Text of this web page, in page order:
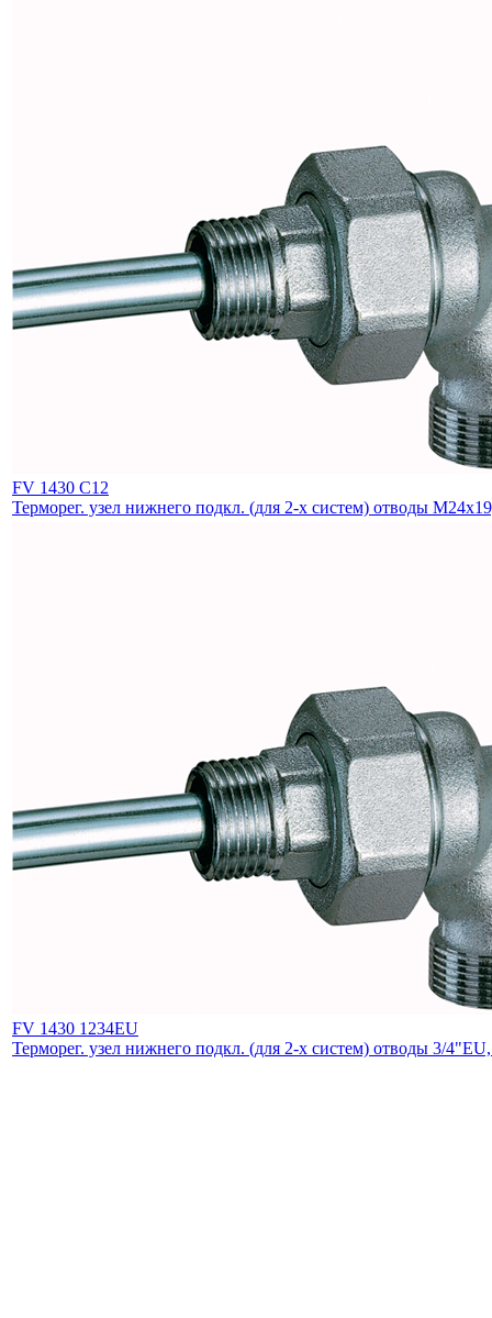
FV 1430 C12
Терморег. узел нижнего подкл. (для 2-х систем) отводы
FV 1430 1234EU
Терморег. узел нижнего подкл. (для 2-х систем) отводы 3/